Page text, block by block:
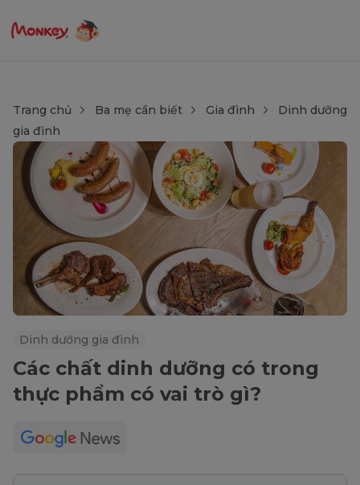
Trang chủ Ba mẹ cần biết Gia đình
Dinh dưỡng
gia đình
Dinh dưỡng gia đình
Các chất dinh dưỡng có trong
thực phẩm có vai trò gì?